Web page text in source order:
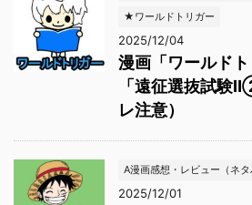
★ワールドトリガー
2025/12/04
漫画「ワールド
「遠征選抜試験
レ注意）
A漫画感想・レビュー（ネタ
2025/12/01